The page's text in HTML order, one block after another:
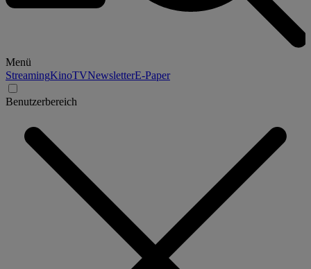
Menü
StreamingKinoTVNewsletterE-Paper
Benutzerbereich